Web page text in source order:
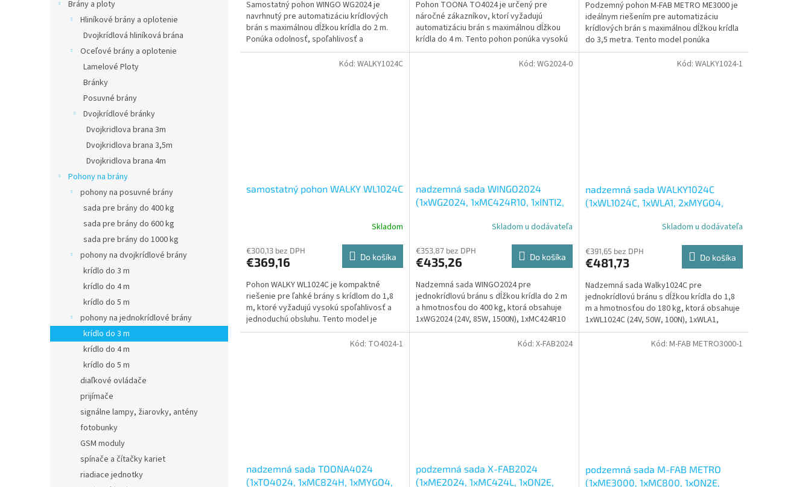
Brány a ploty
Hliníkové brány a oplotenie
Dvojkrídlová hliníková brána
Oceľové brány a oplotenie
Lamelové Ploty
Bránky
Posuvné brány
Dvojkrídlové bránky
Dvojkridlova brana 3m
Dvojkridlova brana 3,5m
Dvojkridlova brana 4m
Pohony na brány
pohony na posuvné brány
sada pre brány do 400 kg
sada pre brány do 600 kg
sada pre brány do 1000 kg
pohony na dvojkrídlové brány
krídlo do 3 m
krídlo do 4 m
krídlo do 5 m
pohony na jednokrídlové brány
krídlo do 3 m
krídlo do 4 m
krídlo do 5 m
diaľkové ovládače
prijímače
signálne lampy, žiarovky, antény
fotobunky
GSM moduly
spínače a čítačky kariet
riadiace jednotky
z
5
hviezdičiek.
Samostatný pohon WINGO WG2024 je
navrhnutý pre automatizáciu krídlových
brán s maximálnou dĺžkou krídla do 2 m.
Ponúka odolnosť, spoľahlivosť a
jednoduchú montáž. Ideálny pre...
Pohon TOONA TO4024 je určený pre
náročné zákazníkov, ktorí vyžadujú
automatizáciu brán s maximálnou dĺžkou
krídla do 4 m. Tento pohon ponúka vysokú
spoľahlivosť, tichý chod a...
Podzemný pohon M-FAB METRO ME3000 je
ideálnym riešením pre automatizáciu
krídlových brán s maximálnou dĺžkou krídla
do 3,5 metra. Tento model ponúka
kombináciu diskrétneho...
samostatný pohon WALKY WL1024C
produktu
je
z
5
hviezdičiek.
Skladom
€300,13 bez DPH
€369,16 Do košíka
Pohon WALKY WL1024C je kompaktné
riešenie pre ľahké brány s krídlom do 1,8
m, ktoré vyžadujú vysokú spoľahlivosť a
jednoduchú obsluhu. Tento model je
ideálny pre obytné...
Kód: WALKY1024C
nadzemná sada WINGO2024
(1xWG2024, 1xMC424R10, 1xINTI2,
produktu
je
z
5
hviezdičiek.
Skladom u dodávateľa
€353,87 bez DPH
€435,26 Do košíka
Nadzemná sada WINGO2024 pre
jednokrídlovú bránu s dĺžkou krídla do 2 m
a hmotnosťou do 400 kg, ktorá obsahuje
1xWG2024 (24V, 85W, 1500N), 1xMC424R10
so zabudovaným prijímačom,...
Kód: WG2024-0
nadzemná sada WALKY1024C
(1xWL1024C, 1xWLA1, 2xMYGO4,
produktu
je
z
5
hviezdičiek.
Skladom u dodávateľa
€391,65 bez DPH
€481,73 Do košíka
Nadzemná sada Walky1024C pre
jednokrídlovú bránu s dĺžkou krídla do 1,8
m a hmotnosťou do 180 kg, ktorá obsahuje
1xWL1024C (24V, 50W, 100N), 1xWLA1,
2xMYGO4, 1xOXIBD.
Kód: WALKY1024-1
nadzemná sada TOONA4024
(1xTO4024, 1xMC824H, 1xMYGO4,
Kód: TO4024-1
podzemná sada X-FAB2024
(1xME2024, 1xMC424L, 1xON2E,
Kód: X-FAB2024
podzemná sada M-FAB METRO
(1xME3000, 1xMC800, 1xON2E,
Kód: M-FAB METRO3000-1